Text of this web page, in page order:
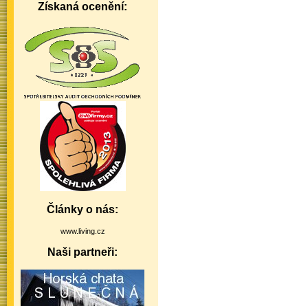
Získaná ocenění:
Články o nás:
www.living.cz
Naši partneři: